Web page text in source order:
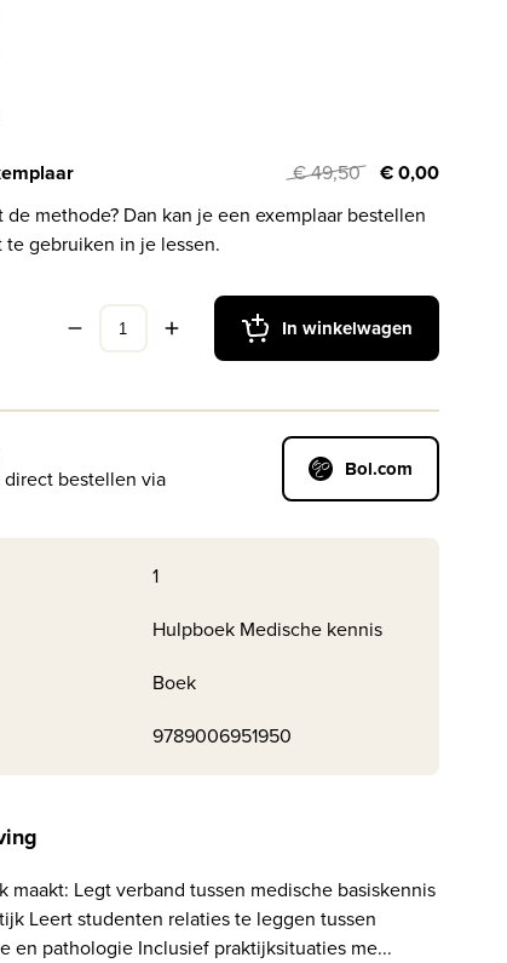
€ 49,50
€ 0,00
de methode? Dan kan je een exemplaar bestellen
te gebruiken in je lessen.
In winkelwagen
bestellen via
Bol.com
1
Hulpboek Medische kennis
Boek
9789006951950
maakt: Legt verband tussen medische basiskennis
Leert studenten relaties te leggen tussen
en pathologie Inclusief praktijksituaties me...